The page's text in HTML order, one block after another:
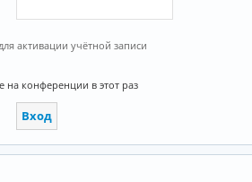
активации учётной записи
конференции в этот раз